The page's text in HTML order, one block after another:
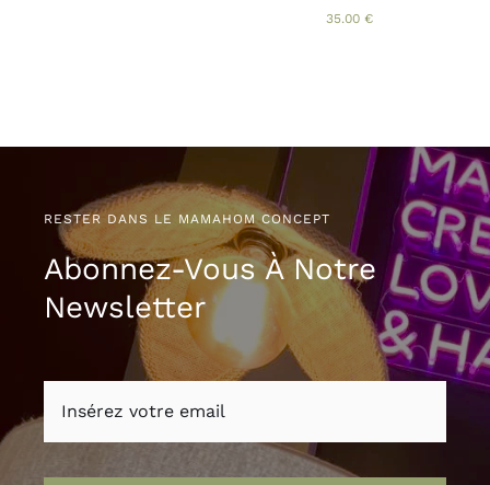
35.00 €
RESTER DANS LE MAMAHOM CONCEPT
Abonnez-Vous À Notre
Newsletter